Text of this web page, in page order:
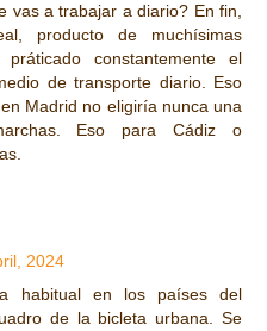
vas a trabajar a diario? En fin,
producto de muchísimas
constantemente el
de transporte diario. Eso
Madrid no eligiría nunca una
Eso para Cádiz o
2024
habitual en los países del
de la bicleta urbana. Se